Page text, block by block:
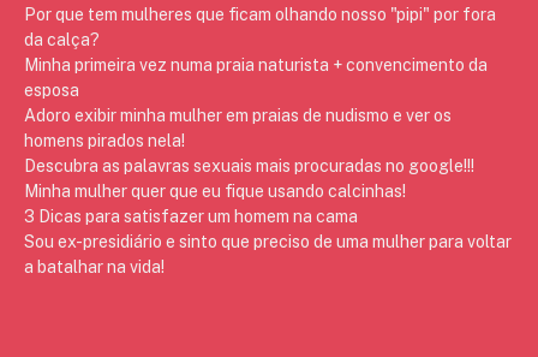
Por que tem mulheres que ficam olhando nosso "pipi" por fora
da calça?
Minha primeira vez numa praia naturista + convencimento da
esposa
Adoro exibir minha mulher em praias de nudismo e ver os
homens pirados nela!
Descubra as palavras sexuais mais procuradas no google!!!
Minha mulher quer que eu fique usando calcinhas!
3 Dicas para satisfazer um homem na cama
Sou ex-presidiário e sinto que preciso de uma mulher para voltar
a batalhar na vida!